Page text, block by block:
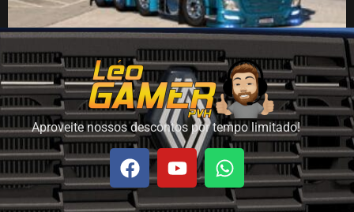
Daf XF Euro 6
R$34,90R$27,90
Adicionar ao carrinho
Aproveite nossos descontos por tempo limitado!